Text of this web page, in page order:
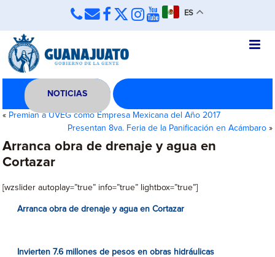
ES
NOTICIAS
« Premian a UVEG como Empresa Mexicana del Año 2017
Presentan 8va. Feria de la Panificación en Acámbaro»
Arranca obra de drenaje y agua en
Cortazar
[wzslider autoplay=”true” info=”true” lightbox=”true”]
Arranca obra de drenaje y agua en Cortazar
Invierten 7.6 millones de pesos en obras hidráulicas